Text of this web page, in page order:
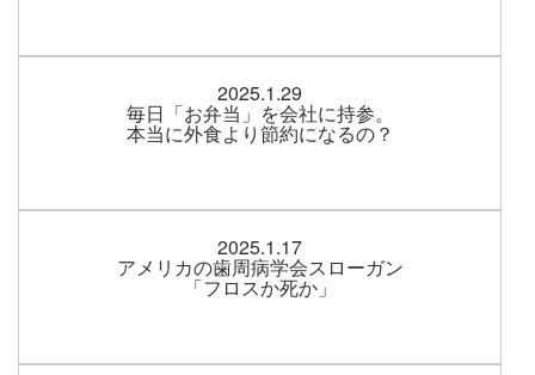
2025.1.29
毎日「お弁当」を会社に持参。
本当に外食より節約になるの？
2025.1.17
アメリカの歯周病学会スローガン
「フロスか死か」